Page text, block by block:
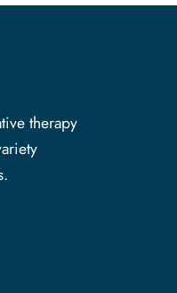
therapy